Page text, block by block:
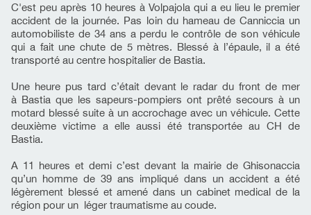
C'est peu après 10 heures à Volpajola qui a eu lieu le premier
accident de la journée. Pas loin du hameau de Canniccia un
automobiliste de 34 ans a perdu le contrôle de son véhicule
qui a fait une chute de 5 mètres. Blessé à l’épaule, il a été
transporté au centre hospitalier de Bastia.
Une heure pus tard c’était devant le radar du front de mer
à Bastia que les sapeurs-pompiers ont prêté secours à un
motard blessé suite à un accrochage avec un véhicule. Cette
deuxième victime a elle aussi été transportée au CH de
Bastia.
A 11 heures et demi c’est devant la mairie de Ghisonaccia
qu’un homme de 39 ans impliqué dans un accident a été
légèrement blessé et amené dans un cabinet medical de la
région pour un léger traumatisme au coude.